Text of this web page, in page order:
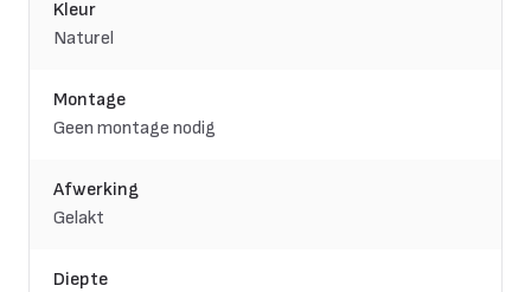
Kleur
Naturel
Montage
Geen montage nodig
Afwerking
Gelakt
Diepte